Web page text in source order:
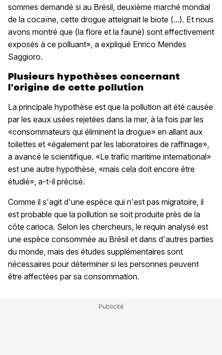
sommes demandé si au Brésil, deuxième marché mondial
de la cocaïne, cette drogue atteignait le biote (...). Et nous
avons montré que (la flore et la faune) sont effectivement
exposés à ce polluant», a expliqué Enrico Mendes
Saggioro.
Plusieurs hypothèses concernant
l'origine de cette pollution
La principale hypothèse est que la pollution ait été causée
par les eaux usées rejetées dans la mer, à la fois par les
«consommateurs qui éliminent la drogue» en allant aux
toilettes et «également par les laboratoires de raffinage»,
a avancé le scientifique. «Le trafic maritime international»
est une autre hypothèse, «mais cela doit encore être
étudié», a-t-il précisé.
Comme il s'agit d'une espèce qui n'est pas migratoire, il
est probable que la pollution se soit produite près de la
côte carioca. Selon les chercheurs, le requin analysé est
une espèce consommée au Brésil et dans d'autres parties
du monde, mais des études supplémentaires sont
nécessaires pour déterminer si les personnes peuvent
être affectées par sa consommation.